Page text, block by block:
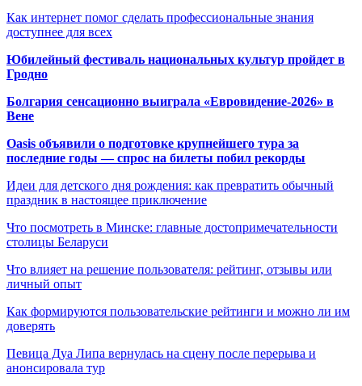
Как интернет помог сделать профессиональные знания
доступнее для всех
Юбилейный фестиваль национальных культур пройдет в
Гродно
Болгария сенсационно выиграла «Евровидение-2026» в
Вене
Oasis объявили о подготовке крупнейшего тура за
последние годы — спрос на билеты побил рекорды
Идеи для детского дня рождения: как превратить обычный
праздник в настоящее приключение
Что посмотреть в Минске: главные достопримечательности
столицы Беларуси
Что влияет на решение пользователя: рейтинг, отзывы или
личный опыт
Как формируются пользовательские рейтинги и можно ли им
доверять
Певица Дуа Липа вернулась на сцену после перерыва и
анонсировала тур